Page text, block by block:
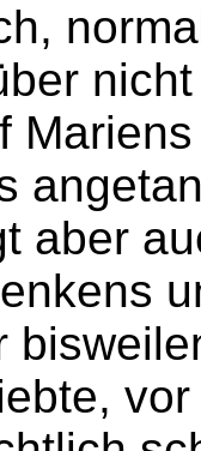
aber